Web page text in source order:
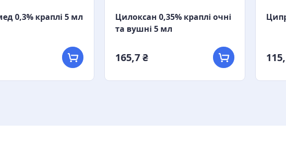
0,3% краплі 5 мл
Цилоксан 0,35% краплі очні
та вушні 5 мл
165,7 ₴